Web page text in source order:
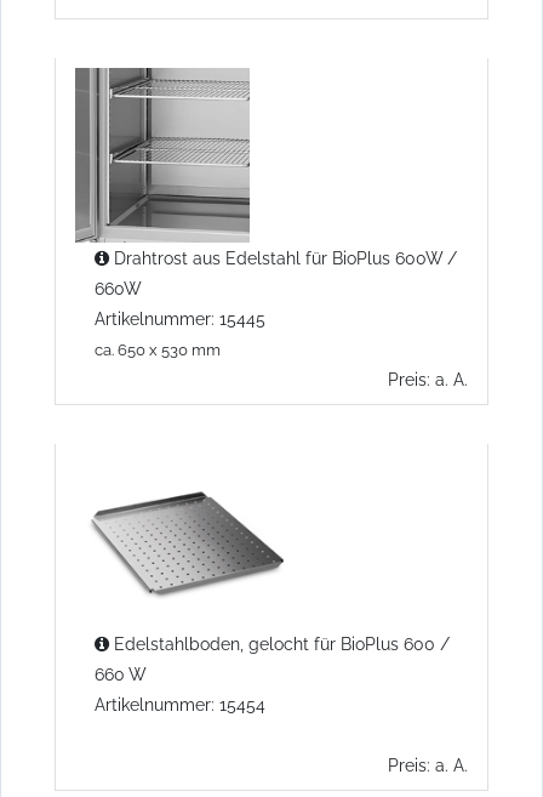
Drahtrost aus Edelstahl für BioPlus 600W /
660W
Artikelnummer: 15445
ca. 650 x 530 mm
Preis: a. A.
Edelstahlboden, gelocht für BioPlus 600 /
660 W
Artikelnummer: 15454
Preis: a. A.